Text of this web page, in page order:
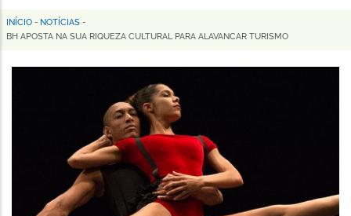
Horizonte
Trilha
INÍCIO - NOTÍCIAS -
BH APOSTA NA SUA RIQUEZA CULTURAL PARA ALAVANCAR TURISMO